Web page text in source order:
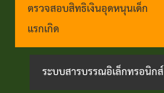
ชื่อ
โอน
เงิน
บัญชี
กอง
การ
ศึกษา
การ
ดำเนิน
การตาม
นโยบาย
การ
ความ
คิดเห็น
แจ้ง
ข้อมูล
ตรวจสอบสิทธิเงินอุดหนุนเด็ก
แรกเกิด
ระบบสารบรรณอิเล็กทรอนิกส์